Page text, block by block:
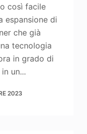
così facile
espansione di
che già
tecnologia
in grado di
un...
2023